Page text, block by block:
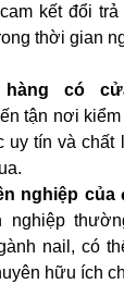
kết đổi trả
thời gian
có
tận nơi
uy tín và chất
nghiệp của
nghiệp
nail, có
hữu ích